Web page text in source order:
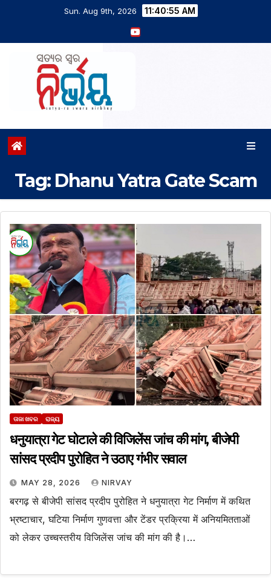
Sun. Aug 9th, 2026 11:40:55 AM
Tag: Dhanu Yatra Gate Scam
ତାଜା ଖବର ରାଜ୍ୟ
धनुयात्रा गेट घोटाले की विजिलेंस जांच की मांग, बीजेपी
सांसद प्रदीप पुरोहित ने उठाए गंभीर सवाल
MAY 28, 2026 NIRVAY
बरगढ़ से बीजेपी सांसद प्रदीप पुरोहित ने धनुयात्रा गेट निर्माण में कथित
भ्रष्टाचार, घटिया निर्माण गुणवत्ता और टेंडर प्रक्रिया में अनियमितताओं
को लेकर उच्चस्तरीय विजिलेंस जांच की मांग की है।…